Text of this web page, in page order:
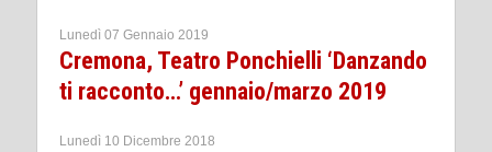
Lunedì 07 Gennaio 2019
Cremona, Teatro Ponchielli ‘Danzando
ti racconto…’ gennaio/marzo 2019
Lunedì 10 Dicembre 2018